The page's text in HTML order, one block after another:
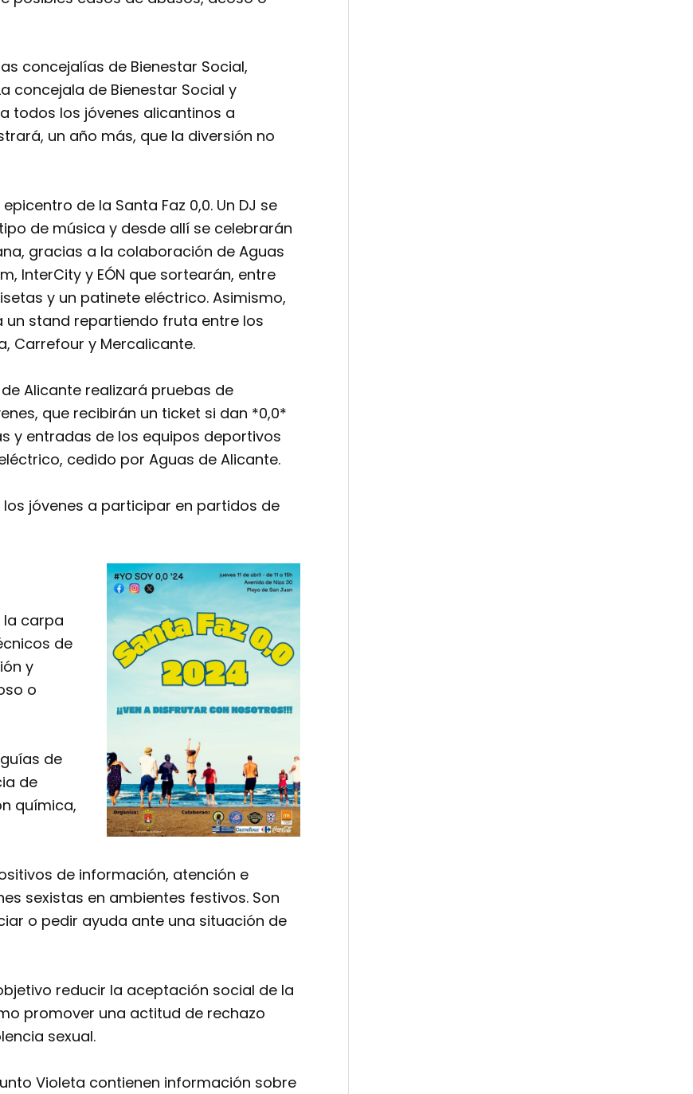
concejalías de Bienestar Social,
concejala de Bienestar Social y
todos los jóvenes alicantinos a
un año más, que la diversión no
de la Santa Faz 0,0. Un DJ se
de música y desde allí se celebrarán
gracias a la colaboración de Aguas
InterCity y EÓN que sortearán, entre
y un patinete eléctrico. Asimismo,
stand repartiendo fruta entre los
Carrefour y Mercalicante.
Alicante realizará pruebas de
que recibirán un ticket si dan *0,0*
y entradas de los equipos deportivos
cedido por Aguas de Alicante.
jóvenes a participar en partidos de
la carpa
de
y
o
de
de
química,
de información, atención e
sexistas en ambientes festivos. Son
o pedir ayuda ante una situación de
reducir la aceptación social de la
promover una actitud de rechazo
sexual.
Violeta contienen información sobre